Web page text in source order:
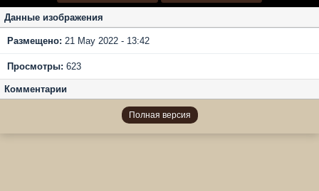
Данные изображения
Размещено: 21 May 2022 - 13:42
Просмотры: 623
Комментарии
Полная версия